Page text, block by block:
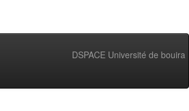
DSPACE Université de bouira